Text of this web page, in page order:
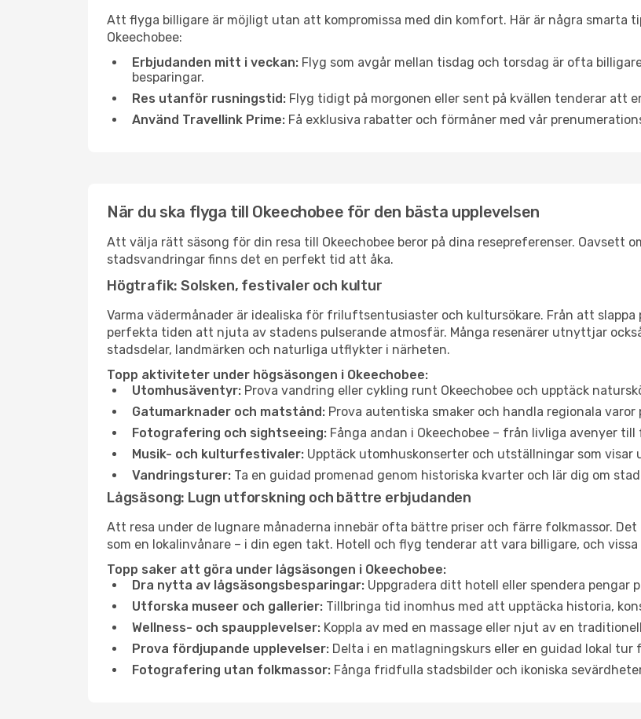
Att flyga billigare är möjligt utan att kompromissa med din komfort. Här är några smarta
Okeechobee:
Erbjudanden mitt i veckan: Flyg som avgår mellan tisdag och torsdag är ofta
besparingar.
Res utanför rusningstid: Flyg tidigt på morgonen eller sent på kvällen tenderar att
Använd Travellink Prime: Få exklusiva rabatter och förmåner med vår
När du ska flyga till Okeechobee för den bästa upplevelsen
Att välja rätt säsong för din resa till Okeechobee beror på dina resepreferenser. Oavsett
stadsvandringar finns det en perfekt tid att åka.
Högtrafik: Solsken, festivaler och kultur
Varma vädermånader är idealiska för friluftsentusiaster och kultursökare. Från att
perfekta tiden att njuta av stadens pulserande atmosfär. Många resenärer utnyttjar
stadsdelar, landmärken och naturliga utflykter i närheten.
Topp aktiviteter under högsäsongen i Okeechobee:
Utomhusäventyr: Prova vandring eller cykling runt Okeechobee och upptäck
Gatumarknader och matstånd: Prova autentiska smaker och handla regionala
Fotografering och sightseeing: Fånga andan i Okeechobee – från livliga avenyer
Musik- och kulturfestivaler: Upptäck utomhuskonserter och utställningar som visar
Vandringsturer: Ta en guidad promenad genom historiska kvarter och lär dig om
Lågsäsong: Lugn utforskning och bättre erbjudanden
Att resa under de lugnare månaderna innebär ofta bättre priser och färre folkmassor.
som en lokalinvånare – i din egen takt. Hotell och flyg tenderar att vara billigare, och
Topp saker att göra under lågsäsongen i Okeechobee:
Dra nytta av lågsäsongsbesparingar: Uppgradera ditt hotell eller spendera pengar
Utforska museer och gallerier: Tillbringa tid inomhus med att upptäcka historia,
Wellness- och spaupplevelser: Koppla av med en massage eller njut av en
Prova fördjupande upplevelser: Delta i en matlagningskurs eller en guidad lokal
Fotografering utan folkmassor: Fånga fridfulla stadsbilder och ikoniska